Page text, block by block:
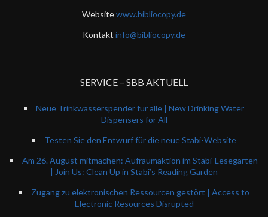
Websitewww.bibliocopy.de
Kontakt info@bibliocopy.de
SERVICE – SBB AKTUELL
Neue Trinkwasserspender für alle | New Drinking Water
Dispensers for All
Testen Sie den Entwurf für die neue Stabi-Website
Am 26. August mitmachen: Aufräumaktion im Stabi-Lesegarten
| Join Us: Clean Up in Stabi’s Reading Garden
Zugang zu elektronischen Ressourcen gestört | Access to
Electronic Resources Disrupted